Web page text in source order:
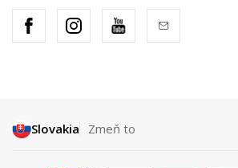
Slovakia Zmeň to